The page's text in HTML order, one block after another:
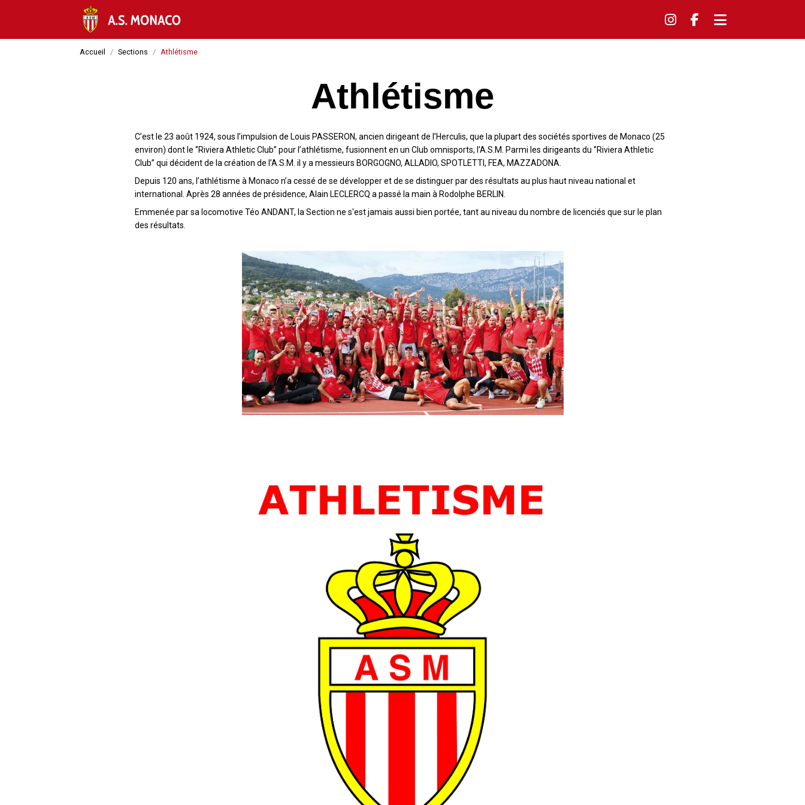
Accueil Sections Athlétisme
Athlétisme
C’est le 23 août 1924, sous l’impulsion de Louis PASSERON, ancien dirigeant de l’Herculis, que la plupart des sociétés sportives de Monaco (25
environ) dont le ‘’Riviera Athletic Club’’ pour l’athlétisme, fusionnent en un Club omnisports, l’A.S.M. Parmi les dirigeants du ‘’Riviera Athletic
Club’’ qui décident de la création de l’A.S.M. il y a messieurs BORGOGNO, ALLADIO, SPOTLETTI, FEA, MAZZADONA.
Depuis 120 ans, l’athlétisme à Monaco n’a cessé de se développer et de se distinguer par des résultats au plus haut niveau national et
international. Après 28 années de présidence, Alain LECLERCQ a passé la main à Rodolphe BERLIN.
Emmenée par sa locomotive Téo ANDANT, la Section ne s'est jamais aussi bien portée, tant au niveau du nombre de licenciés que sur le plan
des résultats.